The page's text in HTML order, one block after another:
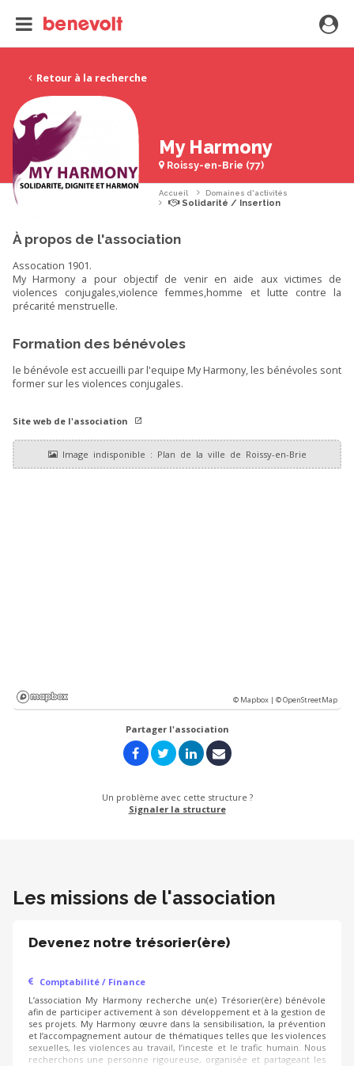
Retour à la recherche
My Harmony
Roissy-en-Brie (77)
Accueil Domaines d'activités
Solidarité / Insertion
À propos de l'association
Assocation 1901.
My Harmony a pour objectif de venir en aide aux victimes de
violences conjugales,violence femmes,homme et lutte contre la
précarité menstruelle.
Formation des bénévoles
le bénévole est accueilli par l'equipe My Harmony, les bénévoles sont
former sur les violences conjugales.
Site web de l'association
© Mapbox |© OpenStreetMap
Partager l'association
Un problème avec cette structure ?
Signaler la structure
Les missions de l'association
Devenez notre trésorier(ère)
Comptabilité / Finance
L’association My Harmony recherche un(e) Trésorier(ère) bénévole
afin de participer activement à son développement et à la gestion de
ses projets. My Harmony œuvre dans la sensibilisation, la prévention
et l’accompagnement autour de thématiques telles que les violences
sexuelles, les violences au travail, l’inceste et le trafic humain. Nous
recherchons une personne rigoureuse, organisée et partageant les